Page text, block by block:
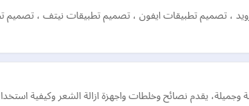
، تصميم تطبيقات ايفون ، تصميم تطبيقات نيتف ، تصميم
يقدم نصائح وخلطات واجهزة ازالة الشعر وكيفية